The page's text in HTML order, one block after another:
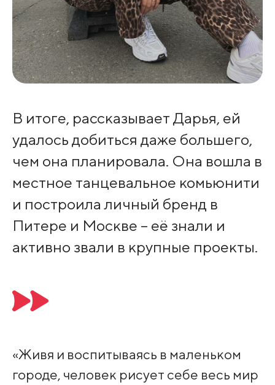
В итоге, рассказывает Дарья, ей
удалось добиться даже большего,
чем она планировала. Она вошла в
местное танцевальное комьюнити
и построила личный бренд в
Питере и Москве – её знали и
активно звали в крупные проекты.
«Живя и воспитываясь в маленьком
городе, человек рисует себе весь мир